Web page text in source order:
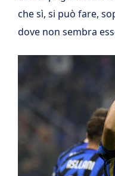
che sì, si può fare,
dove non sembra